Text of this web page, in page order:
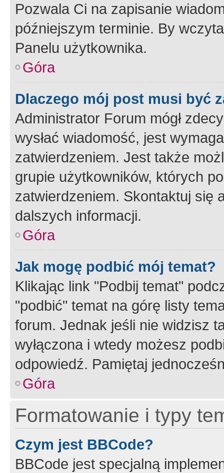
Pozwala Ci na zapisanie
późniejszym terminie. By
Panelu użytkownika.
Góra
Dlaczego mój post musi być
Administrator Forum mógł
wysłać wiadomość, jest
zatwierdzeniem. Jest także
grupie użytkowników, których
zatwierdzeniem. Skontaktuj się
dalszych informacji.
Góra
Jak mogę podbić mój temat?
Klikając link "Podbij temat"
"podbić" temat na górę listy
forum. Jednak jeśli nie widzisz
wyłączona i wtedy możesz
odpowiedź. Pamiętaj
Góra
Formatowanie i typy
Czym jest BBCode?
BBCode jest specjalną